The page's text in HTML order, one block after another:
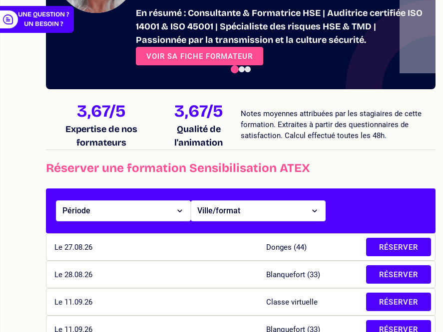
En résumé : Consultante & Formatrice HSE | Auditrice certifiée ISO
14001 & ISO 45001 | Spécialiste des risques HSE & TMD |
Passionnée par la transmission et la culture sécurité.
VOIR SA FICHE FORMATEUR
3,67/5
Expertise de nos
formateurs
3,67/5
Qualité de
l'animation
Notes moyennes attribuées par les stagiaires de cette
formation. Extraites à partir des questionnaires de
satisfaction. Calcul effectué toutes les 48h.
Réserver une formation Sensibilisation ATEX
Période Ville/format
Le 27.08.26 Donges (44) RÉSERVER
Le 28.08.26 Blanquefort (33) RÉSERVER
Le 11.09.26 Classe virtuelle RÉSERVER
Le 11.09.26 Blanquefort (33) RÉSERVER
UNE QUESTION ?
UN BESOIN ?